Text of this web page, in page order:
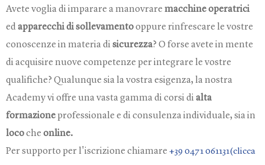
Avete voglia di imparare a manovrare macchine operatrici
edapparecchi di sollevamentooppure rinfrescare le vostre
conoscenze in materia disicurezza? O forse avete in mente
di acquisire nuove competenze per integrare le vostre
qualifiche? Qualunque sia la vostra esigenza, la nostra
Academy vi offre una vasta gamma di corsi dialta
formazioneprofessionale e di consulenza individuale, sia in
locoche online.
Per supporto per l'iscrizione chiamare +39 0471 061131(clicca